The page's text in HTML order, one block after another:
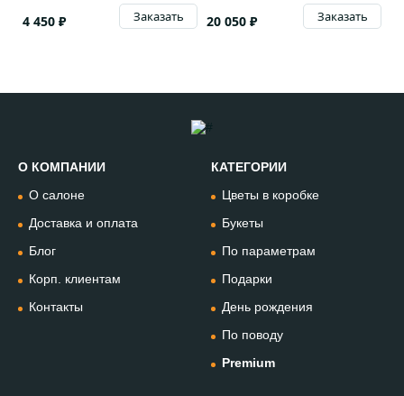
4 450 ₽ Заказать 20 050 ₽ Заказать
О КОМПАНИИ
О салоне
Доставка и оплата
Блог
Корп. клиентам
Контакты
КАТЕГОРИИ
Цветы в коробке
Букеты
По параметрам
Подарки
День рождения
По поводу
Premium
Позвонить
+74994954685
WhatsApp
+79912981236
@omflowersbot